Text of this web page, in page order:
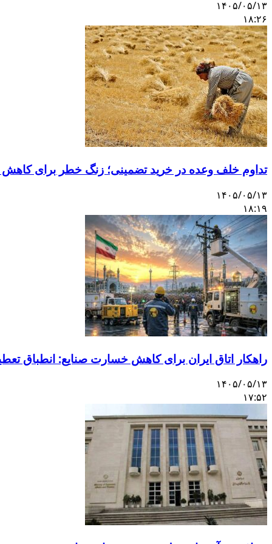
۱۴۰۵/۰۵/۱۳
۱۸:۲۶
تداوم خلف وعده در خرید تضمینی؛ زنگ خطر برای
۱۴۰۵/۰۵/۱۳
۱۸:۱۹
راهکار اتاق ایران برای کاهش خسارت صنایع: انطباق
۱۴۰۵/۰۵/۱۳
۱۷:۵۲